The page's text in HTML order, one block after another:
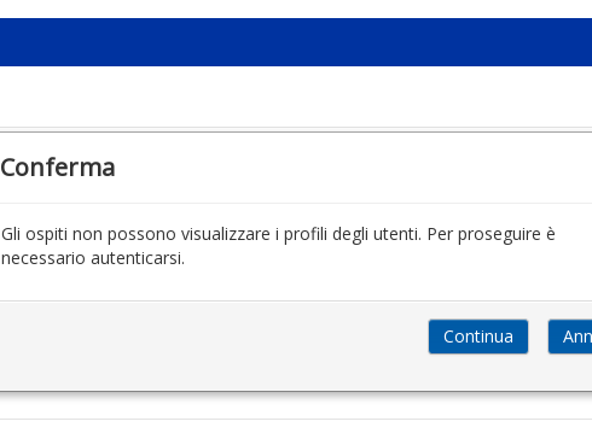
Conferma
Gli ospiti non possono visualizzare i profili degli utenti. Per proseguire è
necessario autenticarsi.